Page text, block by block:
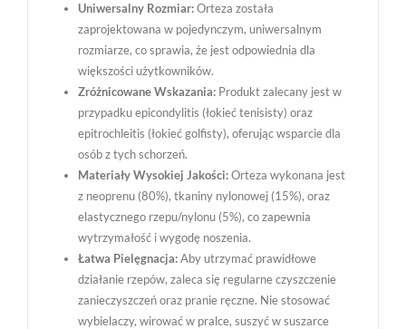
Uniwersalny Rozmiar:Orteza została
zaprojektowana w pojedynczym, uniwersalnym
rozmiarze, co sprawia, że jest odpowiednia dla
większości użytkowników.
Zróżnicowane Wskazania: Produkt zalecany jest w
przypadku epicondylitis (łokieć tenisisty) oraz
epitrochleitis (łokieć golfisty), oferując wsparcie dla
osób z tych schorzeń.
Materiały Wysokiej Jakości:Orteza wykonana jest
z neoprenu (80%), tkaniny nylonowej (15%), oraz
elastycznego rzepu/nylonu (5%), co zapewnia
wytrzymałość i wygodę noszenia.
Łatwa Pielęgnacja:Aby utrzymać prawidłowe
działanie rzepów, zaleca się regularne czyszczenie
zanieczyszczeń oraz pranie ręczne. Nie stosować
wybielaczy, wirować w pralce, suszyć w suszarce